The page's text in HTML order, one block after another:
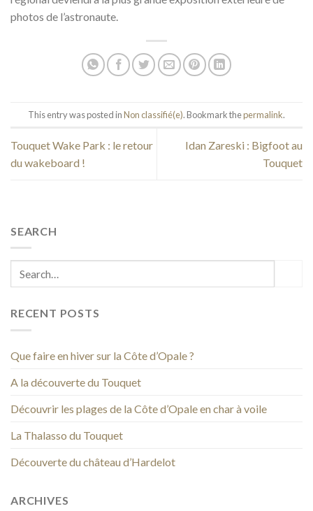
photos de l’astronaute.
This entry was posted inNon classifié(e). Bookmark thepermalink.
Touquet Wake Park : le retour
du wakeboard !
Idan Zareski : Bigfoot au
Touquet
SEARCH
RECENT POSTS
Que faire en hiver sur la Côte d’Opale ?
A la découverte du Touquet
Découvrir les plages de la Côte d’Opale en char à voile
La Thalasso du Touquet
Découverte du château d’Hardelot
ARCHIVES